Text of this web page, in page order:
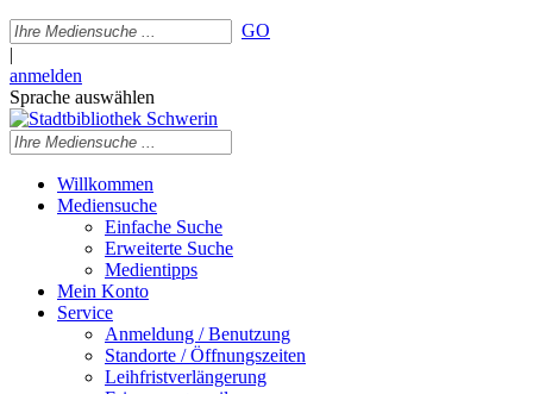
GO
|
anmelden
Sprache auswählen
Willkommen
Mediensuche
Einfache Suche
Erweiterte Suche
Medientipps
Mein Konto
Service
Anmeldung / Benutzung
Standorte / Öffnungszeiten
Leihfristverlängerung